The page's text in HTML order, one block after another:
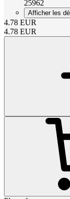
25962
Afficher les
4.78 EUR
4.78 EUR